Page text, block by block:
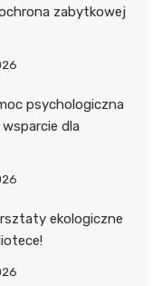
zabytkowej
psychologiczna
dla
ekologiczne